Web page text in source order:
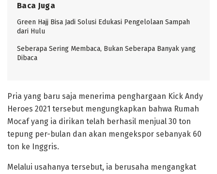
Baca Juga
Green Hajj Bisa Jadi Solusi Edukasi Pengelolaan Sampah
dari Hulu
Seberapa Sering Membaca, Bukan Seberapa Banyak yang
Dibaca
Pria yang baru saja menerima penghargaan Kick Andy
Heroes 2021 tersebut mengungkapkan bahwa Rumah
Mocaf yang ia dirikan telah berhasil menjual 30 ton
tepung per-bulan dan akan mengekspor sebanyak 60
ton ke Inggris.
Melalui usahanya tersebut, ia berusaha mengangkat